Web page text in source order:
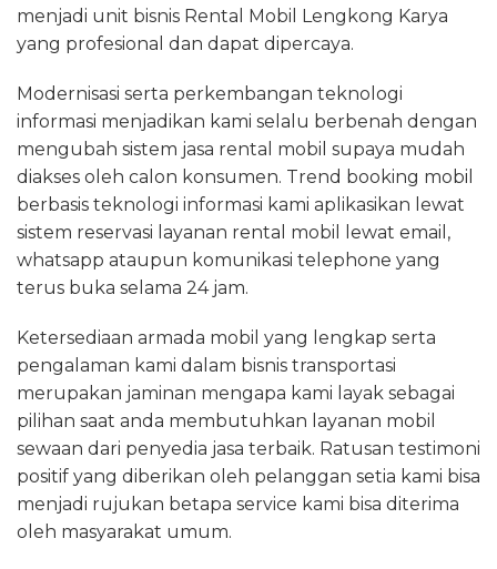
menjadi unit bisnis Rental Mobil Lengkong Karya
yang profesional dan dapat dipercaya.
Modernisasi serta perkembangan teknologi
informasi menjadikan kami selalu berbenah dengan
mengubah sistem jasa rental mobil supaya mudah
diakses oleh calon konsumen. Trend booking mobil
berbasis teknologi informasi kami aplikasikan lewat
sistem reservasi layanan rental mobil lewat email,
whatsapp ataupun komunikasi telephone yang
terus buka selama 24 jam.
Ketersediaan armada mobil yang lengkap serta
pengalaman kami dalam bisnis transportasi
merupakan jaminan mengapa kami layak sebagai
pilihan saat anda membutuhkan layanan mobil
sewaan dari penyedia jasa terbaik. Ratusan testimoni
positif yang diberikan oleh pelanggan setia kami bisa
menjadi rujukan betapa service kami bisa diterima
oleh masyarakat umum.